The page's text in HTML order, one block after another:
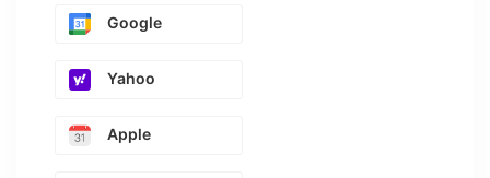
Google
Yahoo
Apple